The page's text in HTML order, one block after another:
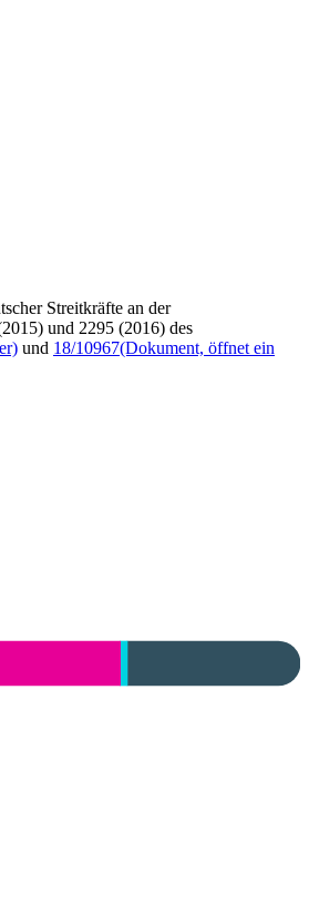
Streitkräfte an der
und 2295 (2016) des
und 18/10967(Dokument, öffnet ein